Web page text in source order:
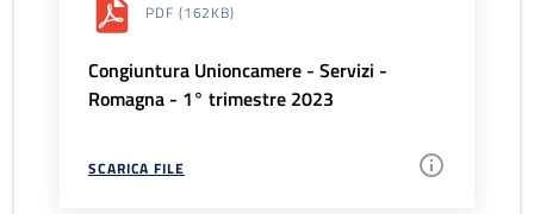
PDF (162KB)
Congiuntura Unioncamere - Servizi -
Romagna - 1° trimestre 2023
SCARICA FILE